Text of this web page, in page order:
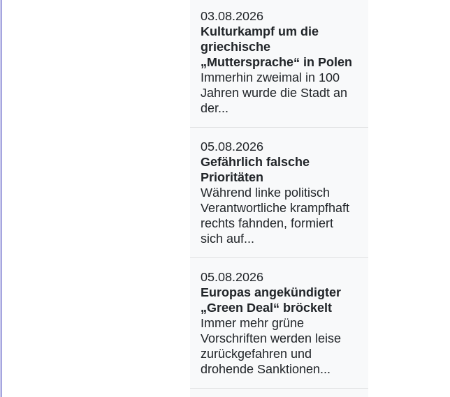
03.08.2026
Kulturkampf um die
griechische
„Muttersprache“ in Polen
Immerhin zweimal in 100
Jahren wurde die Stadt an
der...
05.08.2026
Gefährlich falsche
Prioritäten
Während linke politisch
Verantwortliche krampfhaft
rechts fahnden, formiert
sich auf...
05.08.2026
Europas angekündigter
„Green Deal“ bröckelt
Immer mehr grüne
Vorschriften werden leise
zurückgefahren und
drohende Sanktionen...